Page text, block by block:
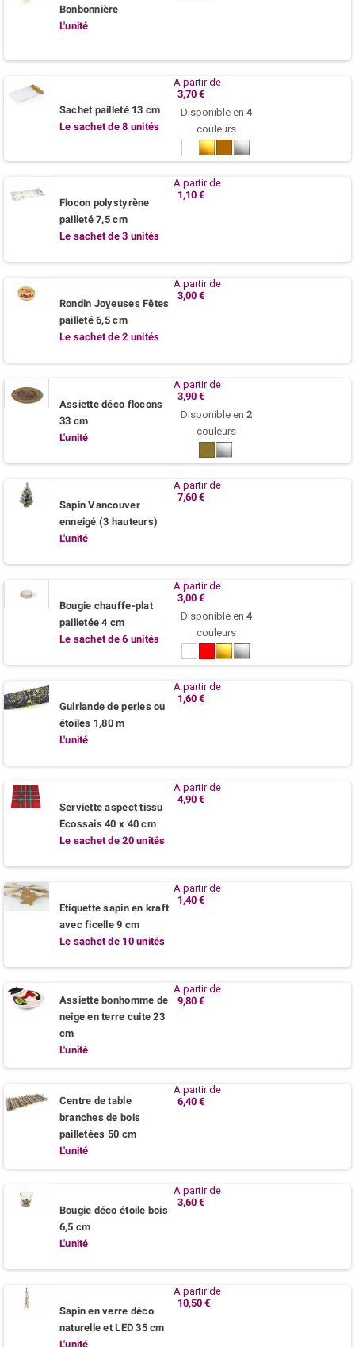
Bonbonnière
L'unité
Sachet pailleté 13 cm
Le sachet de 8 unités
A partir de
3,70 €
Disponible en 4
couleurs
Blanc
Or CuivreArgent
Flocon polystyrène
pailleté 7,5 cm
Le sachet de 3 unités
A partir de
1,10 €
Rondin Joyeuses Fêtes
pailleté 6,5 cm
Le sachet de 2 unités
A partir de
3,00 €
Assiette déco flocons
33 cm
L'unité
A partir de
3,90 €
Disponible en 2
couleurs
Bronze
Argent
Sapin Vancouver
enneigé (3 hauteurs)
L'unité
A partir de
7,60 €
Bougie chauffe-plat
pailletée 4 cm
Le sachet de 6 unités
A partir de
3,00 €
Disponible en 4
couleurs
BlancRouge
Or Argent
Guirlande de perles ou
étoiles 1,80 m
L'unité
A partir de
1,60 €
Serviette aspect tissu
Ecossais 40 x 40 cm
Le sachet de 20 unités
A partir de
4,90 €
Etiquette sapin en kraft
avec ficelle 9 cm
Le sachet de 10 unités
A partir de
1,40 €
Assiette bonhomme de
neige en terre cuite 23
cm
L'unité
A partir de
9,80 €
Centre de table
branches de bois
pailletées 50 cm
L'unité
A partir de
6,40 €
Bougie déco étoile bois
6,5 cm
L'unité
A partir de
3,60 €
Sapin en verre déco
naturelle et LED 35 cm
L'unité
A partir de
10,50 €